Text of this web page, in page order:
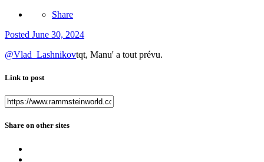
Share
Posted June 30, 2024
@Vlad_Lashnikovtqt, Manu' a tout prévu.
Link to post
Share on other sites